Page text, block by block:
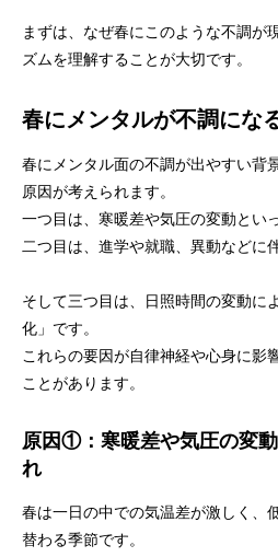
まずは、なぜ春にこのような不調が
ズムを理解することが大切です。
春にメンタルが不調にな
春にメンタル面の不調が出やすい背
原因が考えられます。
一つ目は、寒暖差や気圧の変動とい
二つ目は、進学や就職、異動などに
そして三つ目は、日照時間の変動に
化」です。
これらの要因が自律神経や心身に影
ことがあります。
原因①：寒暖差や気圧の変
れ
春は一日の中での気温差が激しく、
替わる季節です。